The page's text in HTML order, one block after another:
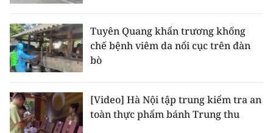
Tuyên Quang khẩn trương khống
chế bệnh viêm da nổi cục trên đàn
bò
[Video] Hà Nội tập trung kiểm tra an
toàn thực phẩm bánh Trung thu